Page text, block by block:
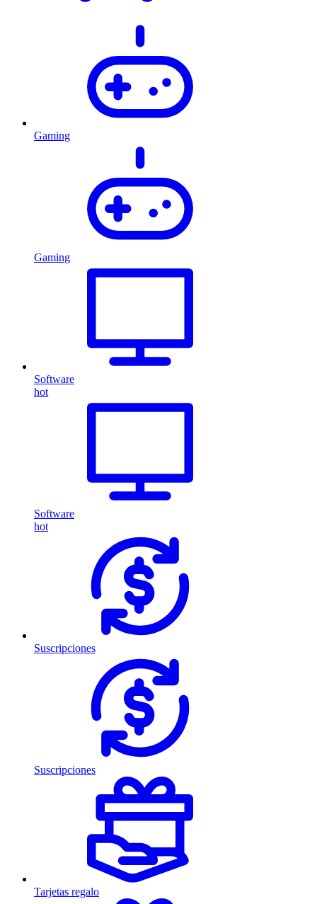
Gaming
Gaming
Software
hot
Software
hot
Suscripciones
Suscripciones
Tarjetas regalo